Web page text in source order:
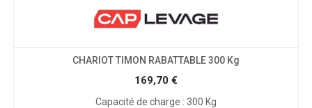
CHARIOT TIMON RABATTABLE 300 Kg
169,70 €
Capacité de charge : 300 Kg